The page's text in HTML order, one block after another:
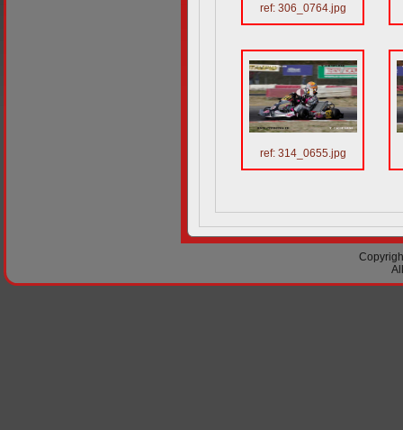
ref: 306_0764.jpg
ref: 314_0655.jpg